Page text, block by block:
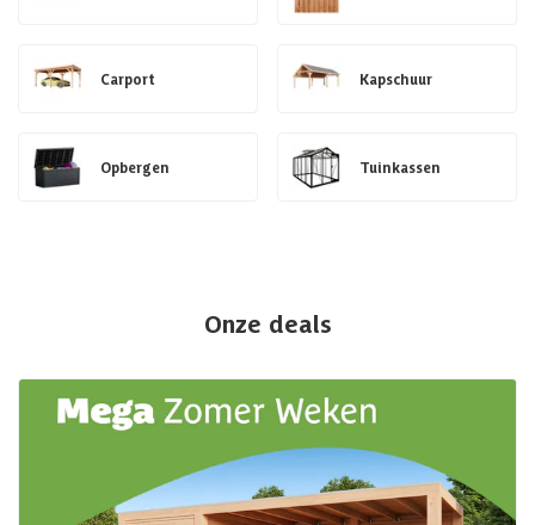
Carport Kapschuur
Opbergen Tuinkassen
Onze deals